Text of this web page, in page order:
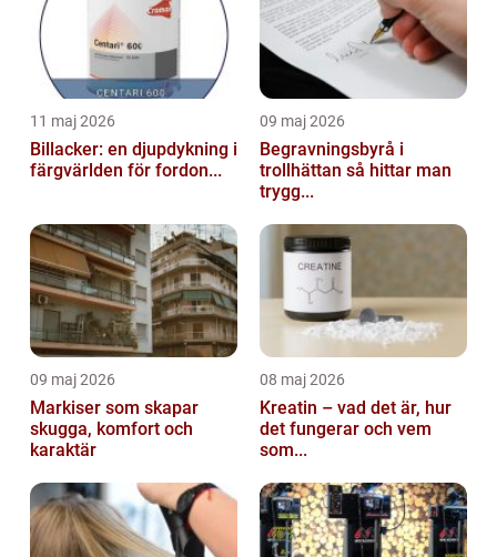
11 maj 2026
Billacker: en djupdykning i
färgvärlden för fordon...
09 maj 2026
Begravningsbyrå i
trollhättan så hittar man
trygg...
09 maj 2026
Markiser som skapar
skugga, komfort och
karaktär
08 maj 2026
Kreatin – vad det är, hur
det fungerar och vem
som...